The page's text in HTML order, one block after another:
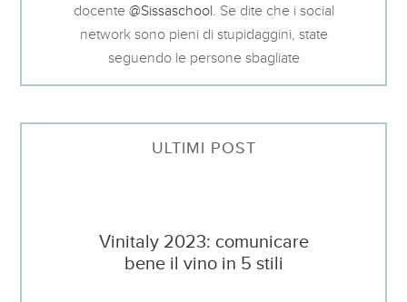
docente @Sissaschool. Se dite che i social
network sono pieni di stupidaggini, state
seguendo le persone sbagliate
ULTIMI POST
Vinitaly 2023: comunicare
bene il vino in 5 stili